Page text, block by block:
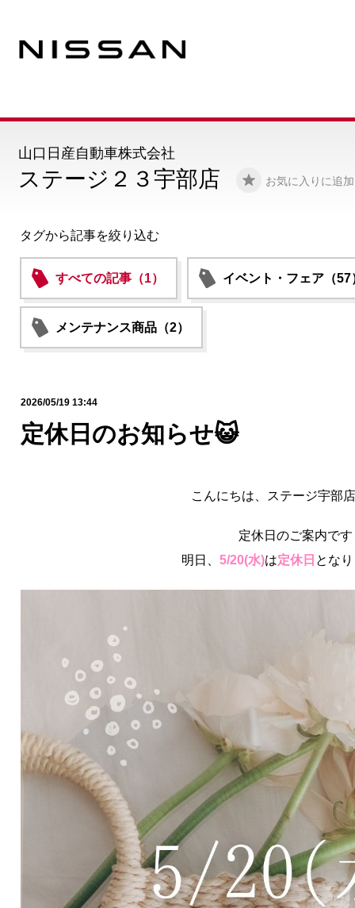
ステージ２３宇部店 お気に入りに追加
山口日産自動車株式会社
タグから記事を絞り込む
すべての記事（1） イベント・フェア（57
メンテナンス商品（2）
2026/05/19 13:44
定休日のお知らせ😺
こんにちは、ステージ宇部
定休日のご案内です
明日、 5/20(水)は定休日 とな